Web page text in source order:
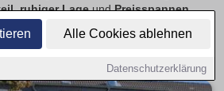
Alle Cookies ablehnen
Datenschutzerklärung
,ruhiger LageundPreisspannen.
Optionen, prüfe
Bestand .